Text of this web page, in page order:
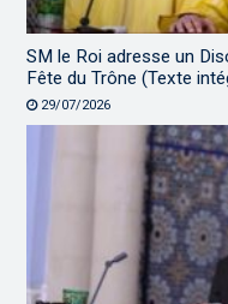
SM le Roi adresse un
Fête du Trône (Texte
29/07/2026